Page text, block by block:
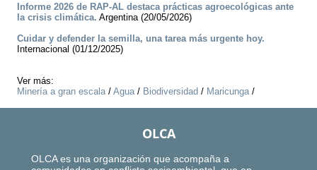
Informe 2026 de RAP-AL destaca prácticas agroecológicas ante
la crisis climática. Argentina (20/05/2026)
Cuidar y defender la semilla, una tarea más urgente hoy.
Internacional (01/12/2025)
Ver más:
Minería a gran escala/ Agua/ Biodiversidad / Maricunga/
OLCA
OLCA es una organización que acompaña a